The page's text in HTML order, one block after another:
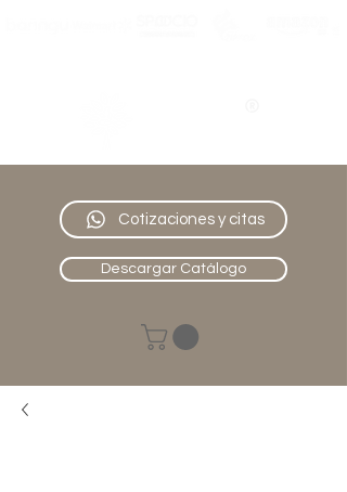
Cotizaciones y citas
Descargar Catálogo